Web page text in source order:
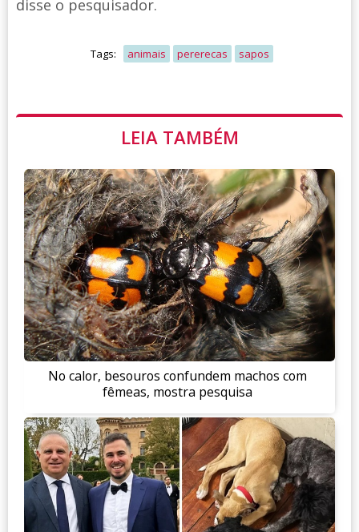
disse o pesquisador.
Tags: animais pererecas sapos
LEIA TAMBÉM
No calor, besouros confundem machos com
fêmeas, mostra pesquisa